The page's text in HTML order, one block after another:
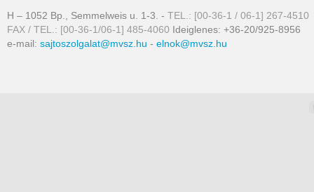
H – 1052 Bp., Semmelweis u. 1-3. - TEL.: [00-36-1 / 06-1] 267-4510
FAX / TEL.: [00-36-1/06-1] 485-4060 Ideiglenes: +36-20/925-8956
e-mail: sajtoszolgalat@mvsz.hu - elnok@mvsz.hu